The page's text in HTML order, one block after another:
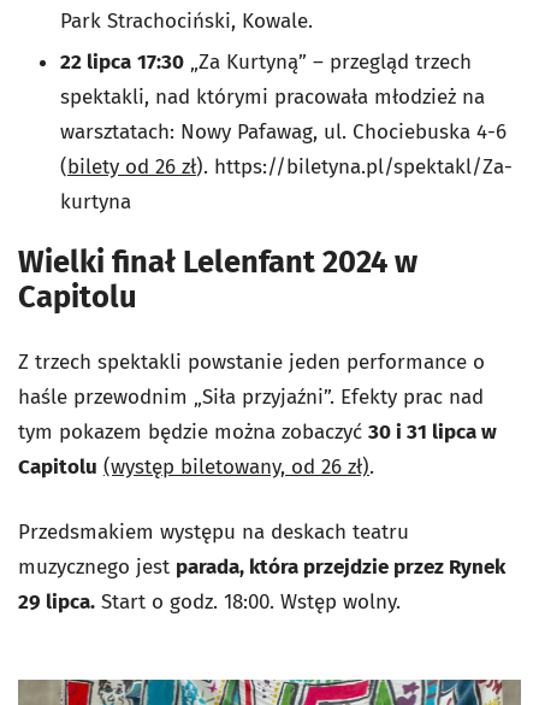
Park Strachociński, Kowale.
22 lipca 17:30 „Za Kurtyną” – przegląd trzech
spektakli, nad którymi pracowała młodzież na
warsztatach: Nowy Pafawag, ul. Chociebuska 4-6
(bilety od 26 zł). https://biletyna.pl/spektakl/Za-
kurtyna
Wielki finał Lelenfant 2024 w
Capitolu
Z trzech spektakli powstanie jeden performance o
haśle przewodnim „Siła przyjaźni”. Efekty prac nad
tym pokazem będzie można zobaczyć 30 i 31 lipca w
Capitolu (występ biletowany, od 26 zł).
Przedsmakiem występu na deskach teatru
muzycznego jest parada, która przejdzie przez Rynek
29 lipca. Start o godz. 18:00. Wstęp wolny.